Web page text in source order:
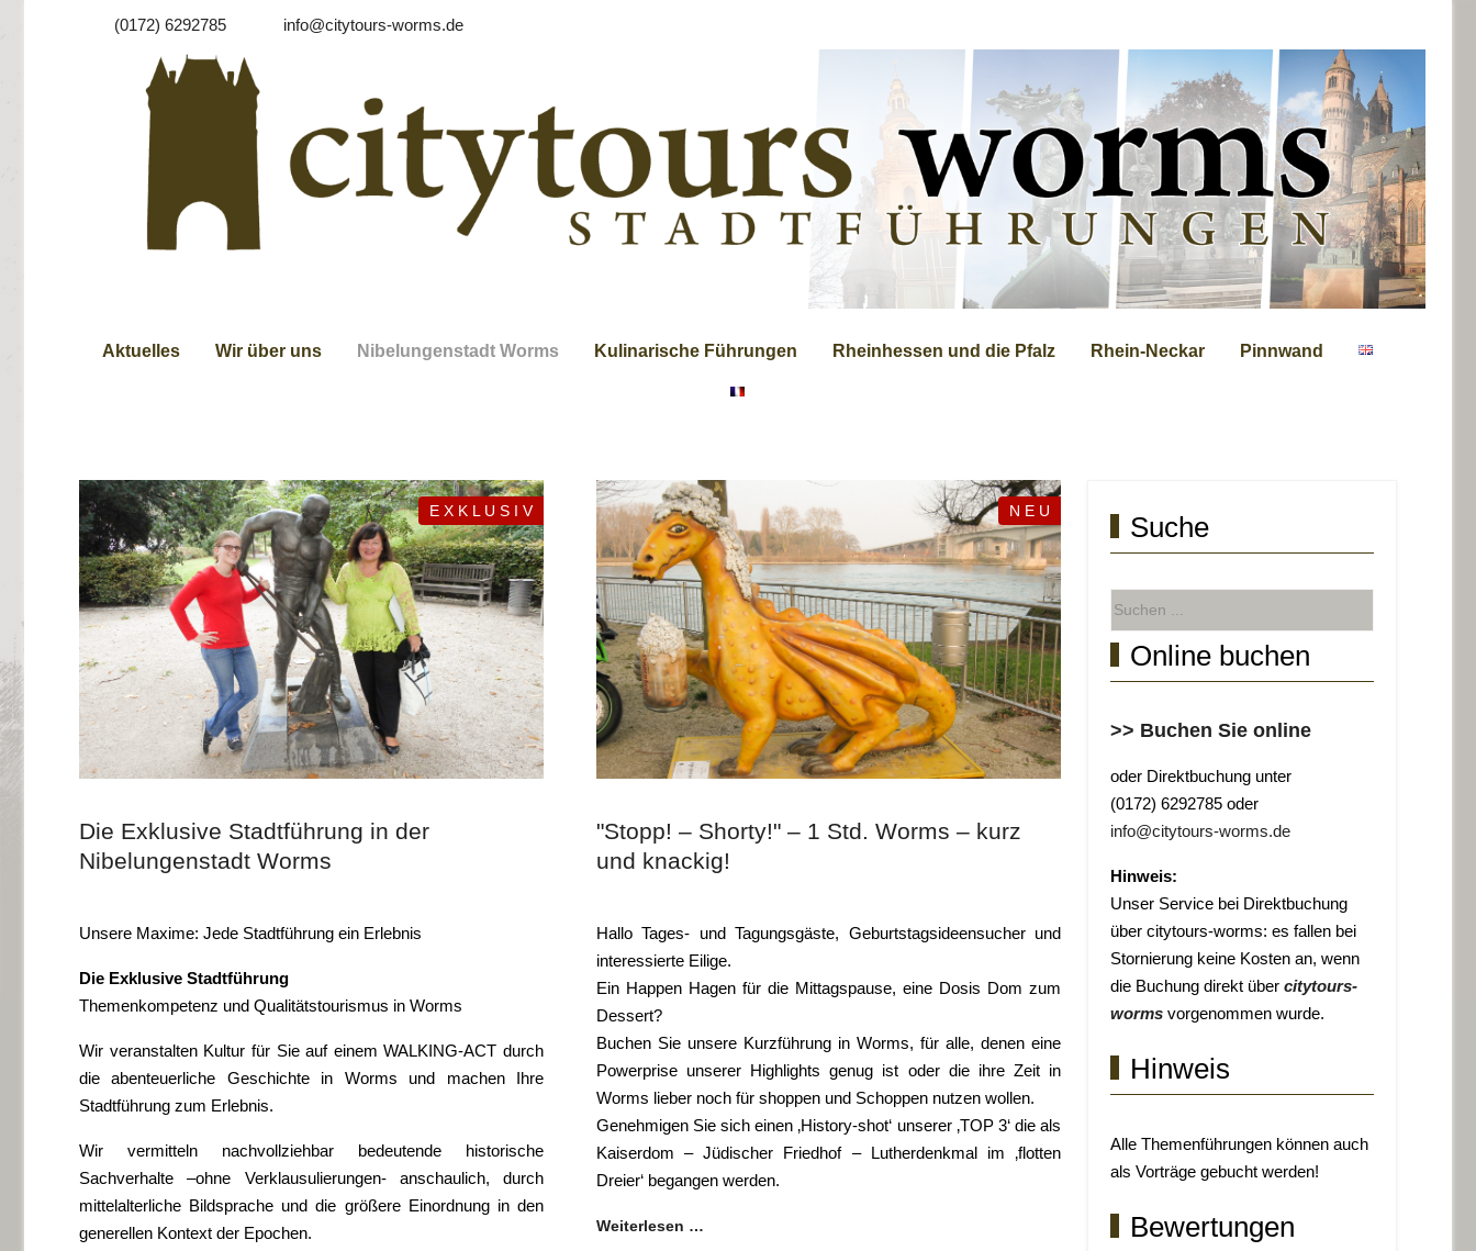
(0172) 6292785 info@citytours-worms.de
Aktuelles Wir über uns Nibelungenstadt Worms Kulinarische Führungen Rheinhessen und die Pfalz Rhein-Neckar Pinnwand
E X K L U S I V
Die Exklusive Stadtführung in der
Nibelungenstadt Worms
Unsere Maxime: Jede Stadtführung ein Erlebnis
Die Exklusive Stadtführung
Themenkompetenz und Qualitätstourismus in Worms
Wir veranstalten Kultur für Sie auf einem WALKING-ACT durch
die abenteuerliche Geschichte in Worms und machen Ihre
Stadtführung zum Erlebnis.
Wir vermitteln nachvollziehbar bedeutende historische
Sachverhalte –ohne Verklausulierungen- anschaulich, durch
mittelalterliche Bildsprache und die größere Einordnung in den
generellen Kontext der Epochen.
N E U
"Stopp! – Shorty!" – 1 Std. Worms – kurz
und knackig!
Hallo Tages- und Tagungsgäste, Geburtstagsideensucher und
interessierte Eilige.
Ein Happen Hagen für die Mittagspause, eine Dosis Dom zum
Dessert?
Buchen Sie unsere Kurzführung in Worms, für alle, denen eine
Powerprise unserer Highlights genug ist oder die ihre Zeit in
Worms lieber noch für shoppen und Schoppen nutzen wollen.
Genehmigen Sie sich einen ‚History-shot‘ unserer ‚TOP 3‘ die als
Kaiserdom – Jüdischer Friedhof – Lutherdenkmal im ‚flotten
Dreier‘ begangen werden.
Weiterlesen …
Suche
Online buchen
>> Buchen Sie online
oder Direktbuchung unter
(0172) 6292785 oder
info@citytours-worms.de
Hinweis:
Unser Service bei Direktbuchung
über citytours-worms: es fallen bei
Stornierung keine Kosten an, wenn
die Buchung direkt über citytours-
worms vorgenommen wurde.
Hinweis
Alle Themenführungen können auch
als Vorträge gebucht werden!
Bewertungen